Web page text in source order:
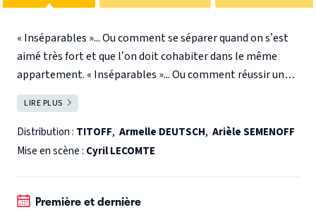
« Inséparables »... Ou comment se séparer quand on s’est
aimé très fort et que l’on doit cohabiter dans le même
appartement. « Inséparables »... Ou comment réussir une
séparation amoureuse quand sa mère s’en mêle, quand les
réseaux sociaux chamboulent tout et qu’un banquier
étonnant brandit de drôles de solutions pour solder le
crédit... « Inséparables » est une comédie de notre temps
et sa mère, possessive et prête à tout pour le défendre. «
LIRE PLUS
Distribution : TITOFF, Armelle DEUTSCH, Arièle SEMENOFF
Mise en scène : Cyril LECOMTE
Première et dernière